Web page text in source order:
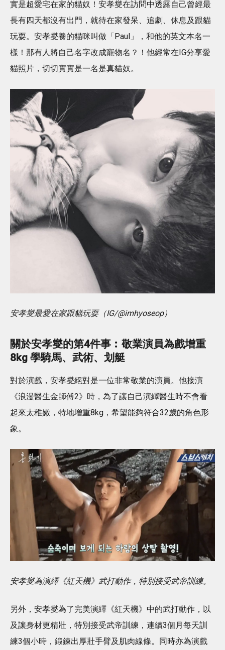
實是超愛宅在家的貓奴！安孝燮在訪問中透露自己曾經最
長有四天都沒有出門，就待在家發呆、追劇、休息及跟貓
玩耍。安孝燮養的貓咪叫做「Paul」，和他的英文本名一
樣！那有人將自己名字改成寵物名？！他經常在IG分享愛
貓照片，切切實實是一名是真貓奴。
安孝燮最愛在家跟貓玩耍（IG/@imhyoseop）
關於安孝燮的第4件事︰敬業演員為戲增重
8kg 學騎馬、武術、划艇
對於演戲，安孝燮絕對是一位非常敬業的演員。他接演
《浪漫醫生金師傅2》時，為了讓自己演繹醫生時不會看
起來太稚嫩，特地增重8kg，希望能夠符合32歲的角色形
象。
安孝燮為演繹《紅天機》武打動作，特別接受武帝訓練。
另外，安孝燮為了完美演繹《紅天機》中的武打動作，以
及讓身材更精壯，特別接受武帝訓練，連續3個月每天訓
練3個小時，鍛鍊出厚壯手臂及肌肉線條。同時亦為演戲